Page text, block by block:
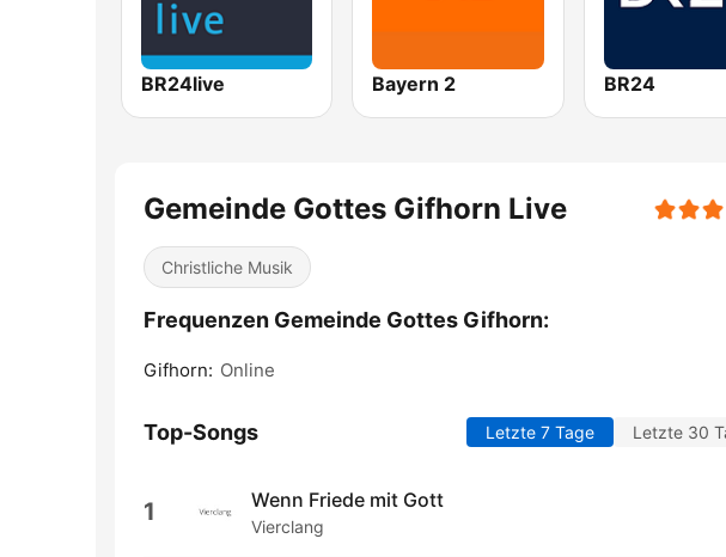
BR24live Bayern 2 BR24
Gemeinde Gottes Gifhorn Live
Christliche Musik
Frequenzen Gemeinde Gottes Gifhorn:
Gifhorn: Online
Top-Songs Letzte 7 Tage Letzte 30
1 Wenn Friede mit Gott
Vierclang